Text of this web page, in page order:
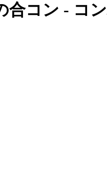
合コン - コ